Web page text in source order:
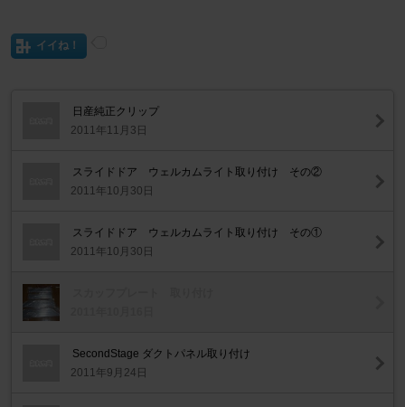
イイね！
日産純正クリップ
2011年11月3日
スライドドア ウェルカムライト取り付け その②
2011年10月30日
スライドドア ウェルカムライト取り付け その①
2011年10月30日
SecondStage ダクトパネル取り付け
2011年9月24日